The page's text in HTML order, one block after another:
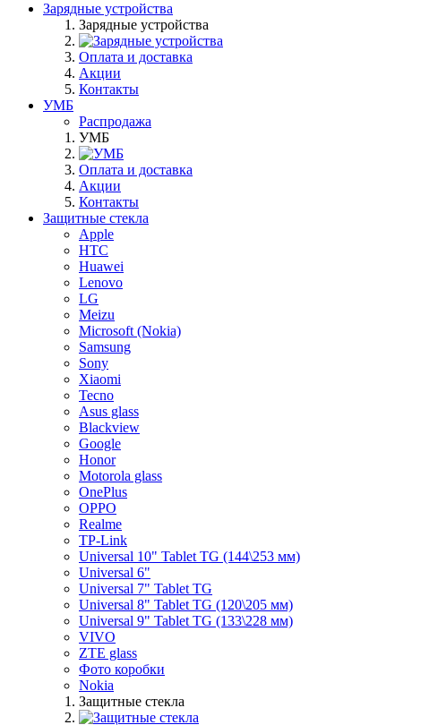
Зарядные устройства
Зарядные устройства
Оплата и доставка
Акции
Контакты
УМБ
Распродажа
УМБ
Оплата и доставка
Акции
Контакты
Защитные стекла
Apple
HTC
Huawei
Lenovo
LG
Meizu
Microsoft (Nokia)
Samsung
Sony
Xiaomi
Tecno
Asus glass
Blackview
Google
Honor
Motorola glass
OnePlus
OPPO
Realme
TP-Link
Universal 10" Tablet TG (144\253 мм)
Universal 6"
Universal 7" Tablet TG
Universal 8" Tablet TG (120\205 мм)
Universal 9" Tablet TG (133\228 мм)
VIVO
ZTE glass
Фото коробки
Nokia
Защитные стекла